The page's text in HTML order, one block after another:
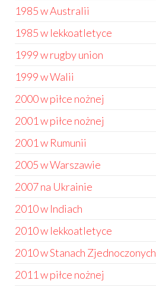
1985 w Australii
1985 w lekkoatletyce
1999 w rugby union
1999 w Walii
2000 w piłce nożnej
2001 w piłce nożnej
2001 w Rumunii
2005 w Warszawie
2007 na Ukrainie
2010 w Indiach
2010 w lekkoatletyce
2010 w Stanach Zjednoczonych
2011 w piłce nożnej